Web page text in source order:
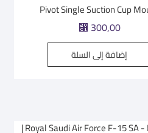
Pivot Single Suction Cup
⃁ 300,00
إضافة إلى السلة